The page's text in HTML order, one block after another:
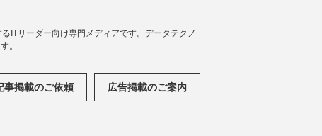
ITリーダー向け専門メディアです。データテクノ
。
事掲載のご依頼 広告掲載のご案内